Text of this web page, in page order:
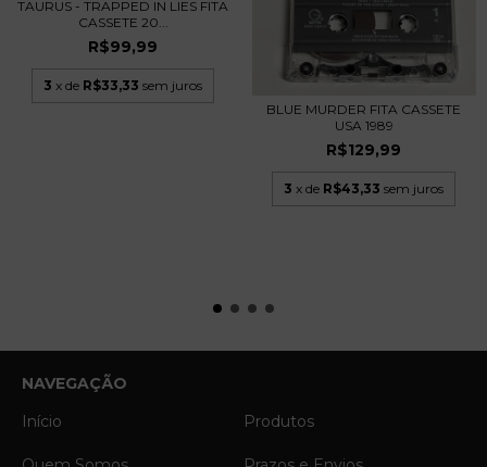
TAURUS - TRAPPED IN LIES FITA
CASSETE 20...
R$99,99
3 x de R$33,33 sem juros
BLUE MURDER FITA CASSETE
USA 1989
R$129,99
3 x de R$43,33 sem juros
NAVEGAÇÃO
Início
Produtos